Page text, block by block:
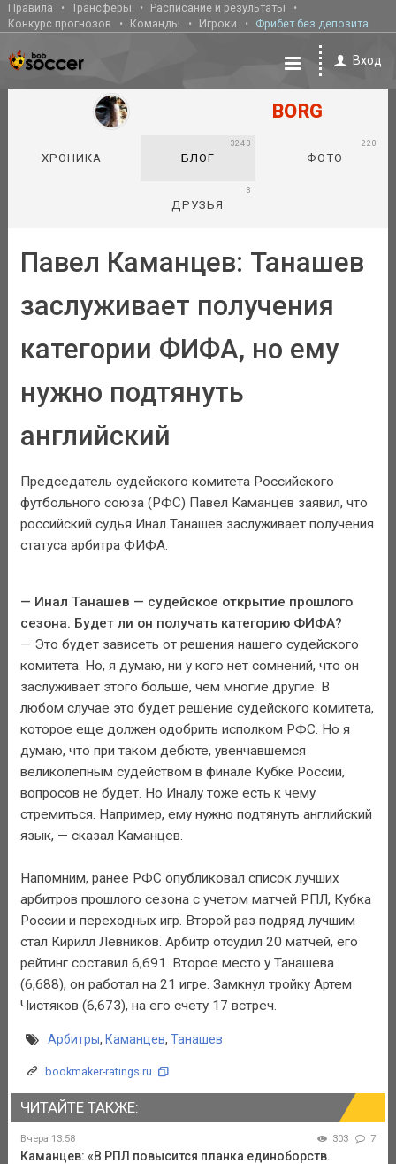
Правила Трансферы
Расписание и результаты
Конкурс прогнозов
Команды Игроки Фрибет без депозита
Вход
BORG
ХРОНИКА БЛОГ
3243
ФОТО
220
ДРУЗЬЯ
3
Павел Каманцев: Танашев
заслуживает получения
категории ФИФА, но ему
нужно подтянуть
английский
Председатель судейского комитета Российского
футбольного союза (РФС) Павел Каманцев заявил, что
российский судья Инал Танашев заслуживает получения
статуса арбитра ФИФА.
— Инал Танашев — судейское открытие прошлого
сезона. Будет ли он получать категорию ФИФА?
— Это будет зависеть от решения нашего судейского
комитета. Но, я думаю, ни у кого нет сомнений, что он
заслуживает этого больше, чем многие другие. В
любом случае это будет решение судейского комитета,
которое еще должен одобрить исполком РФС. Но я
думаю, что при таком дебюте, увенчавшемся
великолепным судейством в финале Кубке России,
вопросов не будет. Но Иналу тоже есть к чему
стремиться. Например, ему нужно подтянуть английский
язык, — сказал Каманцев.
Напомним, ранее РФС опубликовал список лучших
арбитров прошлого сезона с учетом матчей РПЛ, Кубка
России и переходных игр. Второй раз подряд лучшим
стал Кирилл Левников. Арбитр отсудил 20 матчей, его
рейтинг составил 6,691. Второе место у Танашева
(6,688), он работал на 21 игре. Замкнул тройку Артем
Чистяков (6,673), на его счету 17 встреч.
Арбитры, Каманцев, Танашев
bookmaker-ratings.ru
ЧИТАЙТЕ ТАКЖЕ:
Вчера 13:58 303 7
Каманцев: «В РПЛ повысится планка единоборств.